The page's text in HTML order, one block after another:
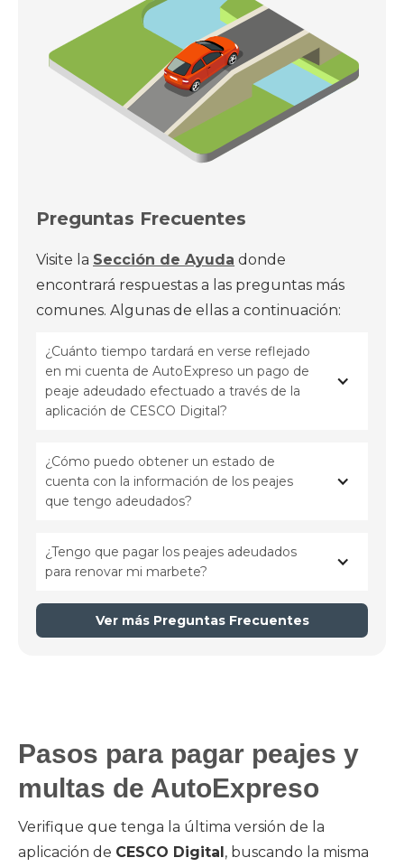
Preguntas Frecuentes
Visite la Sección de Ayuda donde
encontrará respuestas a las preguntas más
comunes. Algunas de ellas a continuación:
¿Cuánto tiempo tardará en verse reflejado
en mi cuenta de AutoExpreso un pago de
peaje adeudado efectuado a través de la
aplicación de CESCO Digital?
¿Cómo puedo obtener un estado de
cuenta con la información de los peajes
que tengo adeudados?
¿Tengo que pagar los peajes adeudados
para renovar mi marbete?
Ver más Preguntas Frecuentes
Pasos para pagar peajes y
multas de AutoExpreso
Verifique que tenga la última versión de la
aplicación de CESCO Digital, buscando la misma